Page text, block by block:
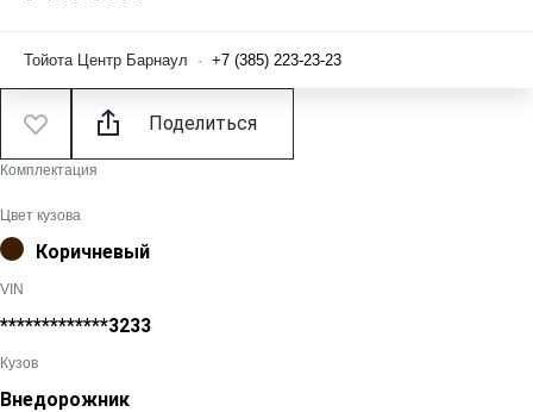
Тойота Центр Барнаул · +7 (385) 223-23-23
Поделиться
Комплектация
Цвет кузова
Коричневый
VIN
*************3233
Кузов
Внедорожник